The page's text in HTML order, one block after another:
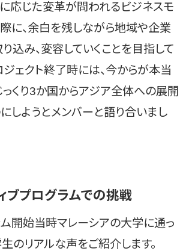
応じた変革が問われるビジネスモ
に、余白を残しながら地域や企業
込み、変容していくことを目指して
ジェクト終了時には、今からが本当
っくり3か国からアジア全体への展開
しようとメンバーと語り合いまし
ブプログラムでの挑戦
ム開始当時マレーシアの大学に通っ
のリアルな声をご紹介します。